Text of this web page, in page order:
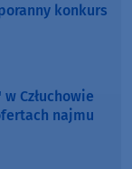
konkurs
Człuchowie
najmu